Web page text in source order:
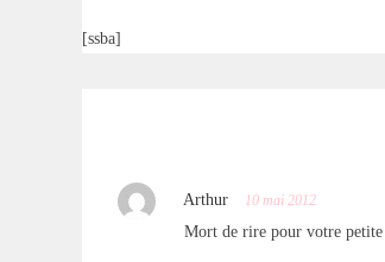
[ssba]
Arthur 10 mai 2012
Mort de rire pour votre petite